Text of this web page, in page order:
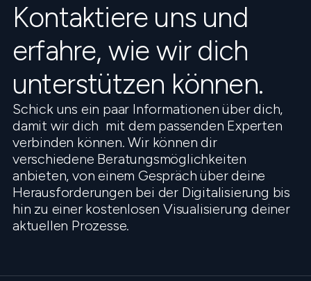
Kontaktiere uns und
erfahre, wie wir dich
unterstützen können.
Schick uns ein paar Informationen über dich,
damit wir dich mit dem passenden Experten
verbinden können. Wir können dir
verschiedene Beratungsmöglichkeiten
anbieten, von einem Gespräch über deine
Herausforderungen bei der Digitalisierung bis
hin zu einer kostenlosen Visualisierung deiner
aktuellen Prozesse.